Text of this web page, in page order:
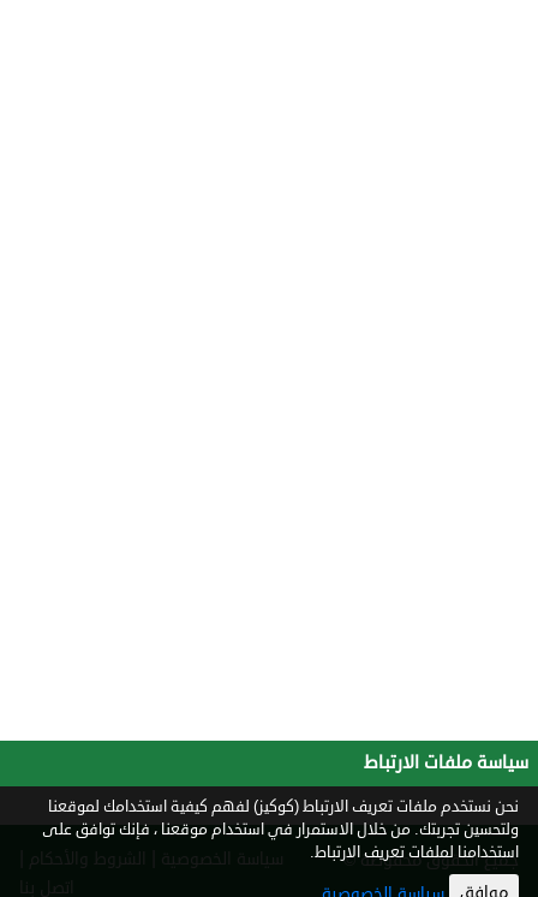
جميع الحقوق محفوظة ©
2026
سياسة ملفات الارتباط
نحن نستخدم ملفات تعريف الارتباط (كوكيز) لفهم كيفية استخدامك لموقعنا
ولتحسين تجربتك. من خلال الاستمرار في استخدام موقعنا ، فإنك توافق على
استخدامنا لملفات تعريف الارتباط.